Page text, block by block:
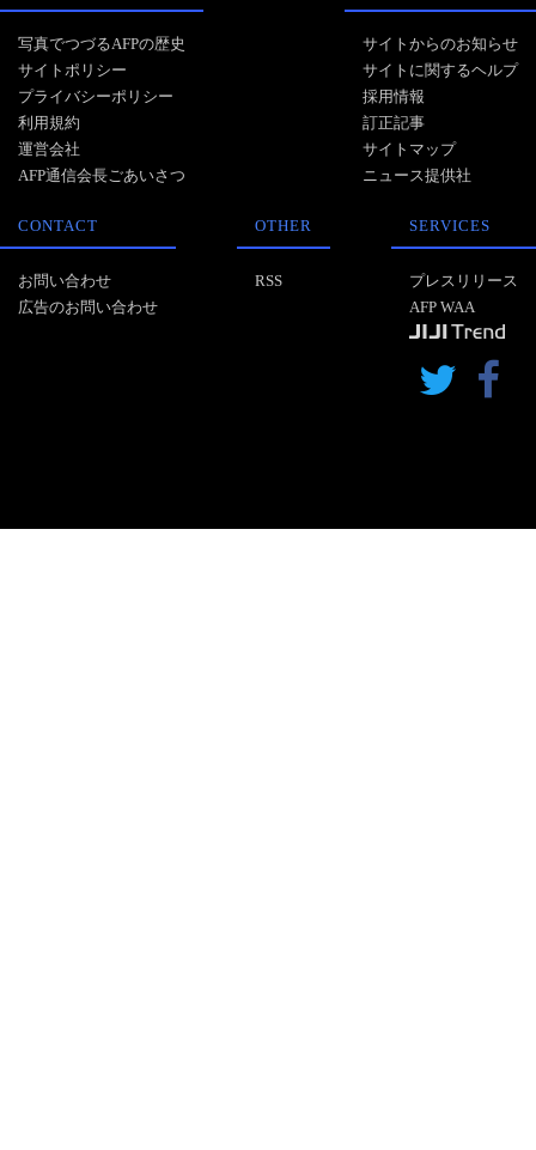
写真でつづるAFPの歴史
サイトポリシー
プライバシーポリシー
利用規約
運営会社
AFP通信会長ごあいさつ
サイトからのお知らせ
サイトに関するヘルプ
採用情報
訂正記事
サイトマップ
ニュース提供社
CONTACT
お問い合わせ
広告のお問い合わせ
OTHER
RSS
SERVICES
プレスリリース
AFP WAA